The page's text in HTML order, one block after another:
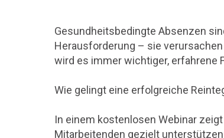
Gesundheitsbedingte Absenzen
Herausforderung – sie
wird es immer wichtiger, erfahrene
Wie gelingt eine erfolgreiche
In einem kostenlosen Webinar
Mitarbeitenden gezielt